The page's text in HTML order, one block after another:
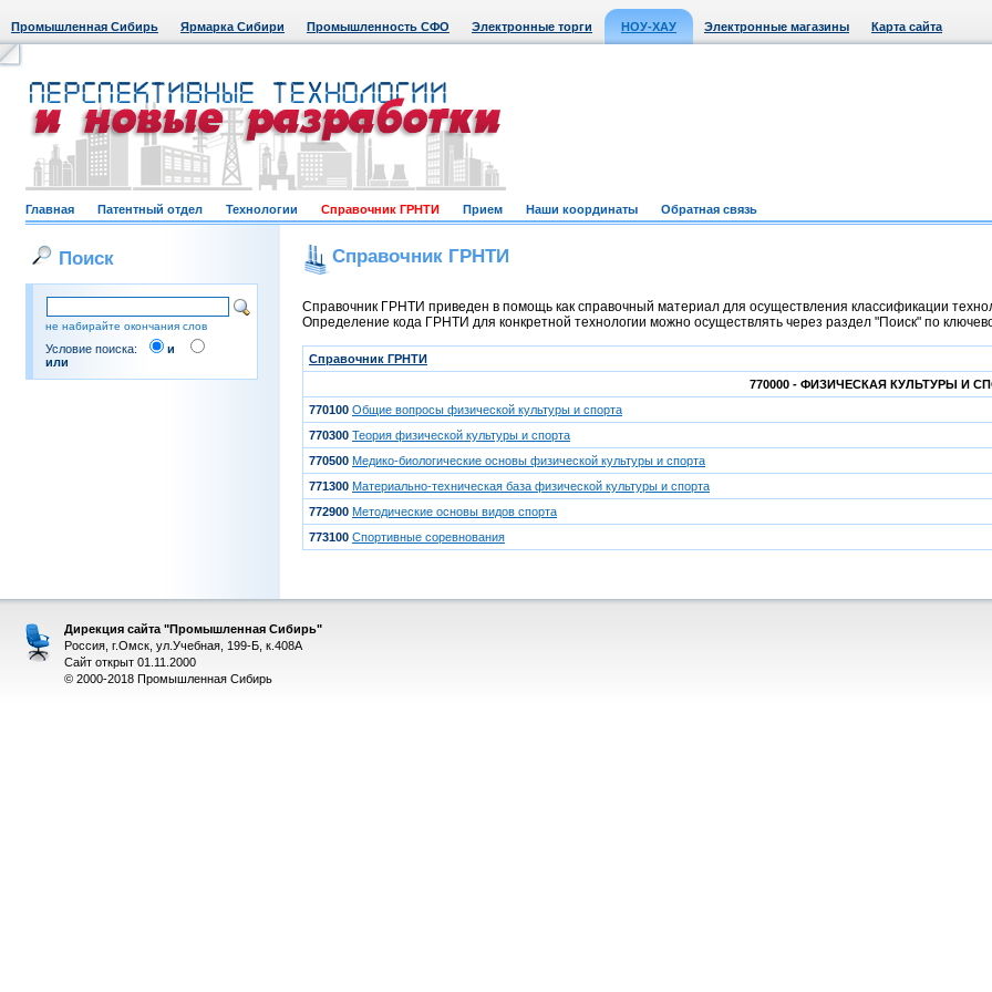
Промышленная Сибирь Ярмарка Сибири Промышленность СФО Электронные торги НОУ-ХАУ Электронные магазины Карта сайта
Главная Патентный отдел Технологии Справочник ГРНТИ Прием Наши координаты Обратная связь
Поиск
не набирайте окончания слов
Условие поиска:
и
или
Справочник ГРНТИ
Справочник ГРНТИ приведен в помощь как справочный материал для осуществления классификации
Определение кода ГРНТИ для конкретной технологии можно осуществлять через раздел "Поиск" по
Справочник ГРНТИ
770000 - ФИЗИЧЕСКАЯ КУЛЬТУРЫ И
770100 Общие вопросы физической культуры и спорта
770300 Теория физической культуры и спорта
770500 Медико-биологические основы физической культуры и спорта
771300 Материально-техническая база физической культуры и спорта
772900 Методические основы видов спорта
773100 Спортивные соревнования
Дирекция сайта "Промышленная Сибирь"
Россия, г.Омск, ул.Учебная, 199-Б, к.408А
Сайт открыт 01.11.2000
© 2000-2018 Промышленная Сибирь